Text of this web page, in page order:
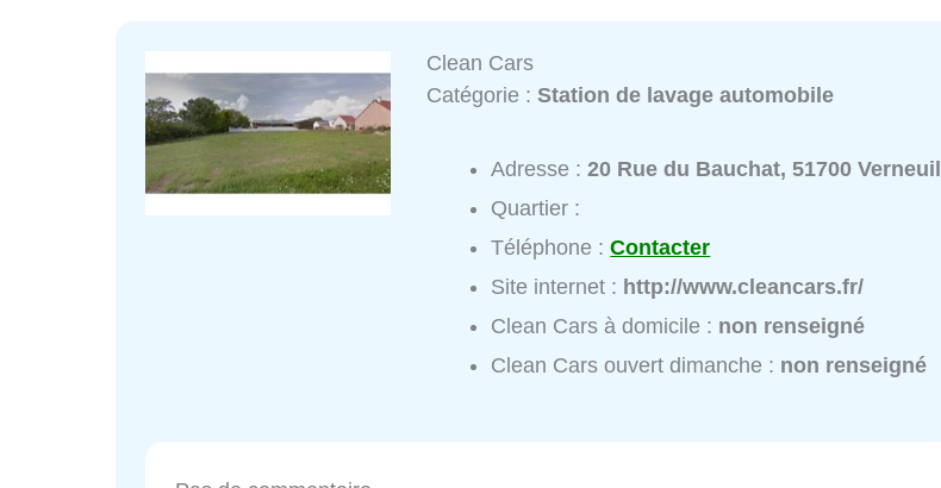
Clean Cars
Catégorie :Station de lavage automobile
Adresse :20 Rue du Bauchat, 51700 Verneuil
Quartier :
Téléphone :Contacter
Site internet : http://www.cleancars.fr/
Clean Cars à domicile : non renseigné
Clean Cars ouvert dimanche : non renseigné